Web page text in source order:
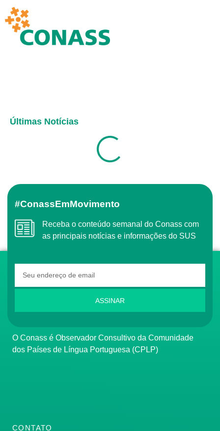
Últimas Notícias
#ConassEmMovimento
Receba o conteúdo semanal do Conass com
as principais notícias e informações do SUS
ASSINAR
O Conass é Observador Consultivo da Comunidade
dos Países de Língua Portuguesa (CPLP)
CONTATO